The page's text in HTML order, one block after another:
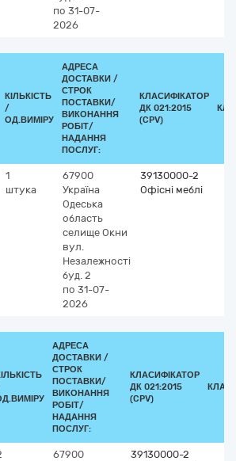
по 31-07-
2026
КІЛЬКІСТЬ
/
ОД.ВИМІРУ
АДРЕСА
ДОСТАВКИ /
СТРОК
ПОСТАВКИ/
ВИКОНАННЯ
РОБІТ/
НАДАННЯ
ПОСЛУГ:
КЛАСИФІКАТОР
ДК 021:2015
(CPV)
1
штука
67900
Україна
Одеська
область
селище Окни
вул.
Незалежності
буд. 2
по 31-07-
2026
39130000-2
Офісні меблі
АДРЕСА
ДОСТАВКИ /
СТРОК
ПОСТАВКИ/
ВИКОНАННЯ
РОБІТ/
НАДАННЯ
ПОСЛУГ:
КЛАСИФІКАТОР
ДК 021:2015
(CPV)
67900
39130000-2